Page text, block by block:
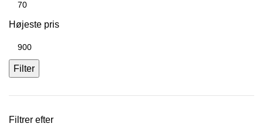
Højeste pris
Filter
Filtrer efter